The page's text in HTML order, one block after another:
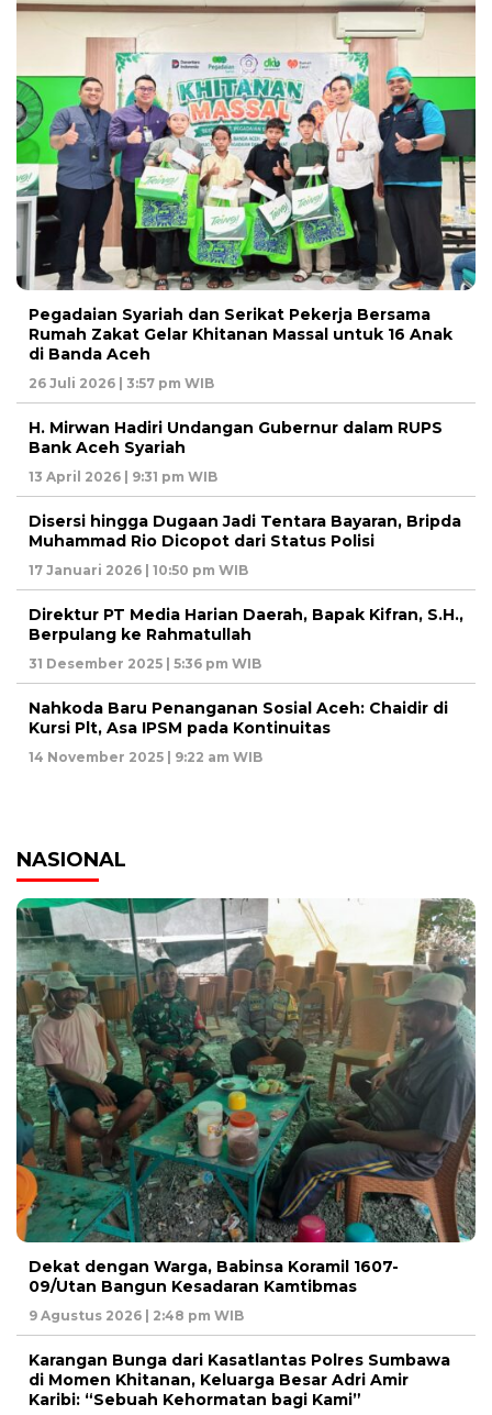
Pegadaian Syariah dan Serikat Pekerja Bersama
Rumah Zakat Gelar Khitanan Massal untuk 16 Anak
di Banda Aceh
26 Juli 2026 | 3:57 pm WIB
H. Mirwan Hadiri Undangan Gubernur dalam RUPS
Bank Aceh Syariah
13 April 2026 | 9:31 pm WIB
Disersi hingga Dugaan Jadi Tentara Bayaran, Bripda
Muhammad Rio Dicopot dari Status Polisi
17 Januari 2026 | 10:50 pm WIB
Direktur PT Media Harian Daerah, Bapak Kifran, S.H.,
Berpulang ke Rahmatullah
31 Desember 2025 | 5:36 pm WIB
Nahkoda Baru Penanganan Sosial Aceh: Chaidir di
Kursi Plt, Asa IPSM pada Kontinuitas
14 November 2025 | 9:22 am WIB
NASIONAL
‎Dekat dengan Warga, Babinsa Koramil 1607-
09/Utan Bangun Kesadaran Kamtibmas
9 Agustus 2026 | 2:48 pm WIB
Karangan Bunga dari Kasatlantas Polres Sumbawa
di Momen Khitanan, Keluarga Besar Adri Amir
Karibi: “Sebuah Kehormatan bagi Kami”